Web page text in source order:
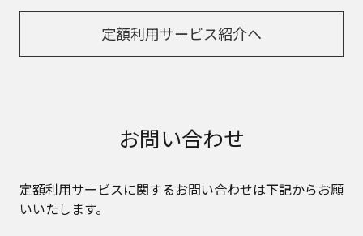
定額利用サービス紹介へ
お問い合わせ
定額利用サービスに関するお問い合わせは下記からお願
いいたします。